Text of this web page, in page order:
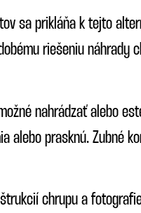
sa prikláňa k tejto
riešeniu náhrady
nahrádzať alebo
prasknú. Zubné
chrupu a